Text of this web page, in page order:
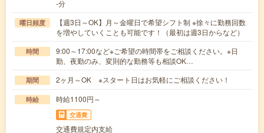
-分
曜日頻度
【週3日～OK】月～金曜日で希望シフト制 ※徐々に勤務回数
を増やしていくことも可能です！（最初は週3日からなど）
時間
9:00～17:00など※ご希望の時間帯をご相談ください。※日
勤、夜勤のみ、変則的な勤務等も相談OK…
期間 2ヶ月～OK ※スタート日はお気軽にご相談ください！
時給 時給1100円～
交通費
交通費規定内支給